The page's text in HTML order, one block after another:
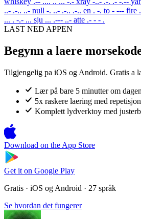
..- .-.. ..- null -. ..- .-.. .-.. en . -. to - --- fire
... . -.- ... sju ... .--- ..- atte .- - - .
LAST NED APPEN
Begynn a laere
Tilgjengelig pa iOS og Android. Gratis a
Lær på bare 5 minutter om dagen
5x raskere laering med
Komplett lydverktoy med
Download on the App Store
Get it on Google Play
Gratis · iOS og Android · 27 språk
Se hvordan det fungerer